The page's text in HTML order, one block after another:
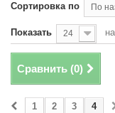
Сортировка по
Показать 24
Сравнить (0)
1 2 3 4